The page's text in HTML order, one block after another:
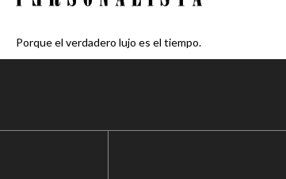
Porque el verdadero lujo es el tiempo.